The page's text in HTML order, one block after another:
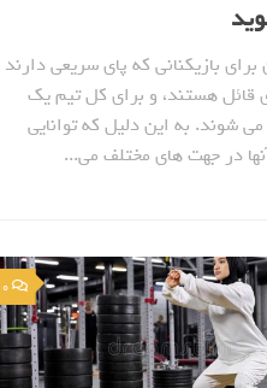
برای بازیکنانی که پای سریعی دارند
قائل هستند، و برای کل تیم یک
می شوند. به این دلیل که توانایی
در جهت های مختلف می...
0